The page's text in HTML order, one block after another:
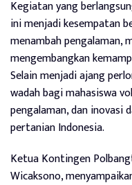
Kegiatan yang
ini menjadi kesempatan
menambah pengalaman,
mengembangkan
Selain menjadi ajang
wadah bagi mahasiswa
pengalaman, dan inovasi
pertanian Indonesia.
Ketua Kontingen
Wicaksono,